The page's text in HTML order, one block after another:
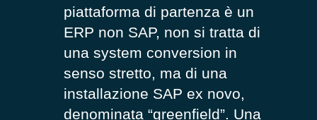
piattaforma di partenza è un
ERP non SAP, non si tratta di
una system conversion in
senso stretto, ma di una
installazione SAP ex novo,
denominata “greenfield”. Una